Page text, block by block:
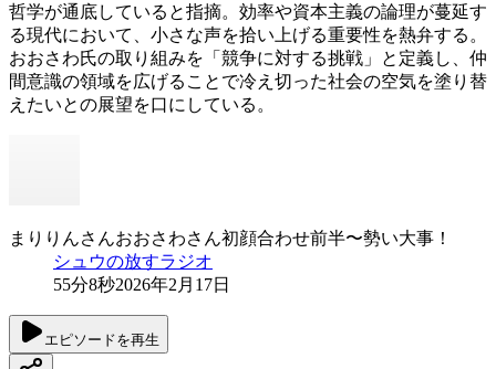
哲学が通底していると指摘。効率や資本主義の論理が蔓延す
る現代において、小さな声を拾い上げる重要性を熱弁する。
おおさわ氏の取り組みを「競争に対する挑戦」と定義し、仲
間意識の領域を広げることで冷え切った社会の空気を塗り替
えたいとの展望を口にしている。
まりりんさんおおさわさん初顔合わせ前半〜勢い大事！
シュウの放すラジオ
55分8秒2026年2月17日
エピソードを再生